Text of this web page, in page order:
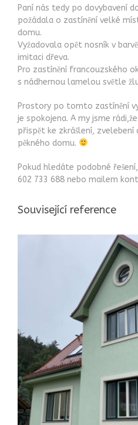
Paní nás tedy po dovybavení
požádala o zastínění velké
domu.
Vyžadovala opět nosník v
imitaci dřeva.
Pro zastínění francouzského
s nádhernou lamelou světle
Prostory po tomto zastínění
je spokojena. A my jsme
přispět ke zkrášlení,
pěkného domu.
Pokud hledáte podobné
602 733 688 nebo mailem
Související reference